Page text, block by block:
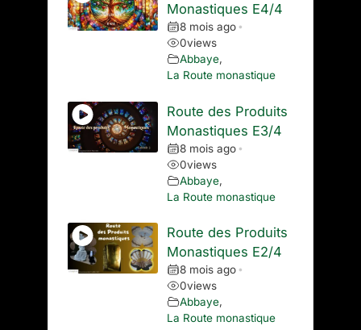
Monastiques E4/4
8 mois ago •
0views
Abbaye,
La Route monastique
Route des Produits
Monastiques E3/4
8 mois ago •
0views
Abbaye,
La Route monastique
Route des Produits
Monastiques E2/4
8 mois ago •
0views
Abbaye,
La Route monastique